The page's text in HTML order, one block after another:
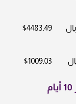
$4483.49
$1009.03